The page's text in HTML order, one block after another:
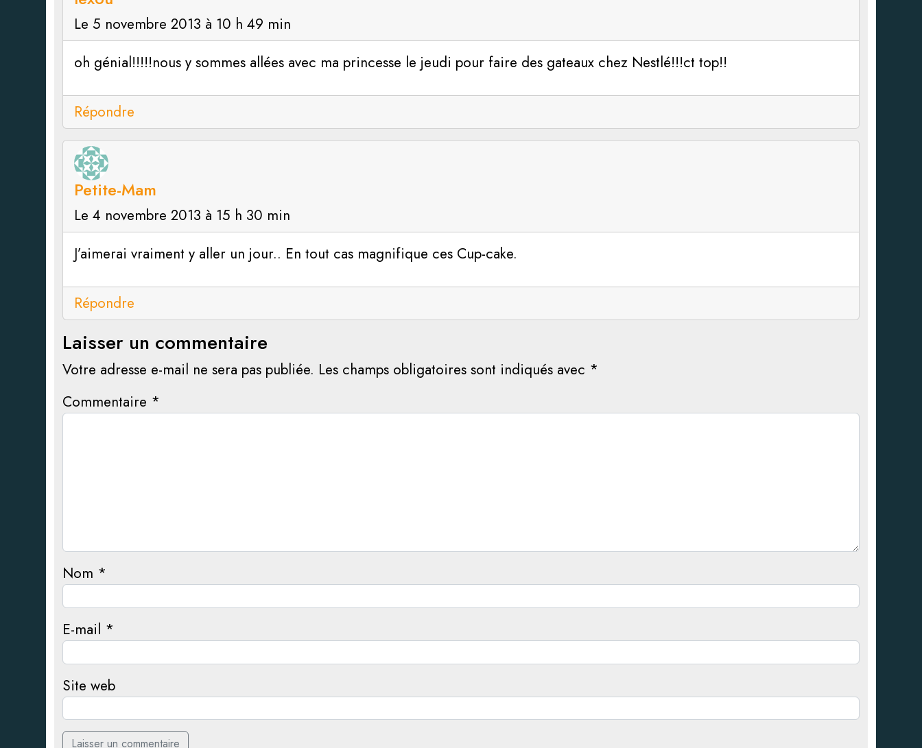
Le 5 novembre 2013 à 10 h 49 min
oh génial!!!!!nous y sommes allées avec ma princesse le jeudi pour faire des gateaux chez Nestlé!!!ct top!!
Répondre
Petite-Mam
Le 4 novembre 2013 à 15 h 30 min
J’aimerai vraiment y aller un jour.. En tout cas magnifique ces Cup-cake.
Répondre
Laisser un commentaire
Votre adresse e-mail ne sera pas publiée. Les champs obligatoires sont indiqués avec *
Commentaire *
Nom *
E-mail *
Site web